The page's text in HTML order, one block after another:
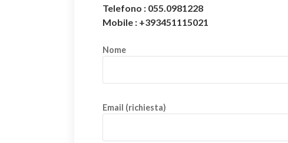
Telefono : 055.0981228
Mobile : +393451115021
Nome
Email (richiesta)